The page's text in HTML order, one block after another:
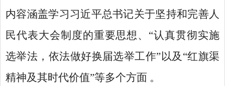
内容涵盖学习习近平总书记关于坚持和完善人
民代表大会制度的重要思想、 “认真贯彻实施
选举法，依法做好换届选举工作”以及“红旗渠
精神及其时代价值”等多个方面 。